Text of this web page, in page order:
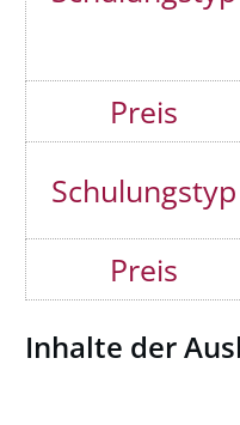
Inhalte der